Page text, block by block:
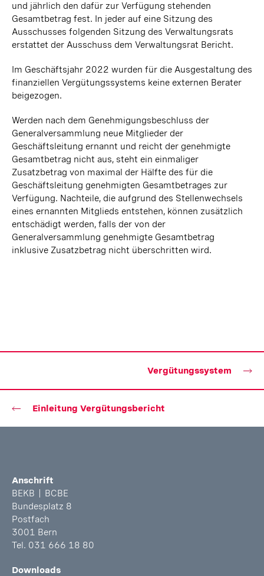
und jährlich den dafür zur Verfügung stehenden
Gesamtbetrag fest. In jeder auf eine Sitzung des
Ausschusses folgenden Sitzung des Verwaltungsrats
erstattet der Ausschuss dem Verwaltungsrat Bericht.
Im Geschäftsjahr 2022 wurden für die Ausgestaltung des
finanziellen Vergütungssystems keine externen Berater
beigezogen.
Werden nach dem Genehmigungsbeschluss der
Generalversammlung neue Mitglieder der
Geschäftsleitung ernannt und reicht der genehmigte
Gesamtbetrag nicht aus, steht ein einmaliger
Zusatzbetrag von maximal der Hälfte des für die
Geschäftsleitung genehmigten Gesamtbetrages zur
Verfügung. Nachteile, die aufgrund des Stellenwechsels
eines ernannten Mitglieds entstehen, können zusätzlich
entschädigt werden, falls der von der
Generalversammlung genehmigte Gesamtbetrag
inklusive Zusatzbetrag nicht überschritten wird.
Einleitung Vergütungsbericht
Vergütungssystem
Fusszeile
Anschrift
BEKB | BCBE
Bundesplatz 8
Postfach
3001 Bern
Tel. 031 666 18 80
Downloads